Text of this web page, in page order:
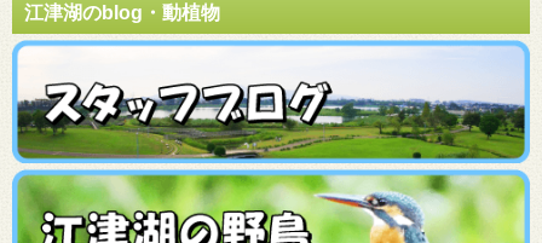
江津湖のblog・動植物